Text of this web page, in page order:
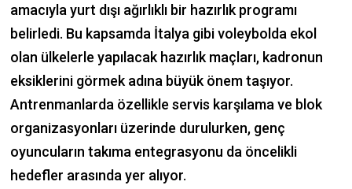
amacıyla yurt dışı ağırlıklı bir hazırlık programı
belirledi. Bu kapsamda İtalya gibi voleybolda ekol
olan ülkelerle yapılacak hazırlık maçları, kadronun
eksiklerini görmek adına büyük önem taşıyor.
Antrenmanlarda özellikle servis karşılama ve blok
organizasyonları üzerinde durulurken, genç
oyuncuların takıma entegrasyonu da öncelikli
hedefler arasında yer alıyor.